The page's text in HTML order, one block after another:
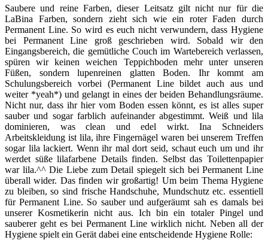
Saubere und reine Farben, dieser Leitsatz gilt nicht nur für die
LaBina Farben, sondern zieht sich wie ein roter Faden durch
Permanent Line. So wird es euch nicht verwundern, dass Hygiene
bei Permanent Line groß geschrieben wird. Sobald wir den
Eingangsbereich, die gemütliche Couch im Wartebereich verlassen,
spüren wir keinen weichen Teppichboden mehr unter unseren
Füßen, sondern lupenreinen glatten Boden. Ihr kommt am
Schulungsbereich vorbei (Permanent Line bildet auch aus und
weiter *yeah*) und gelangt in eines der beiden Behandlungsräume.
Nicht nur, dass ihr hier vom Boden essen könnt, es ist alles super
sauber und sogar farblich aufeinander abgestimmt. Weiß und lila
dominieren, was clean und edel wirkt. Ina Schneiders
Arbeitskleidung ist lila, ihre Fingernägel waren bei unserem Treffen
sogar lila lackiert. Wenn ihr mal dort seid, schaut euch um und ihr
werdet süße lilafarbene Details finden. Selbst das Toilettenpapier
war lila.^^ Die Liebe zum Detail spiegelt sich bei Permanent Line
überall wider. Das finden wir großartig! Um beim Thema Hygiene
zu bleiben, so sind frische Handschuhe, Mundschutz etc. essentiell
für Permanent Line. So sauber und aufgeräumt sah es damals bei
unserer Kosmetikerin nicht aus. Ich bin ein totaler Pingel und
sauberer geht es bei Permanent Line wirklich nicht. Neben all der
Hygiene spielt ein Gerät dabei eine entscheidende Hygiene Rolle: